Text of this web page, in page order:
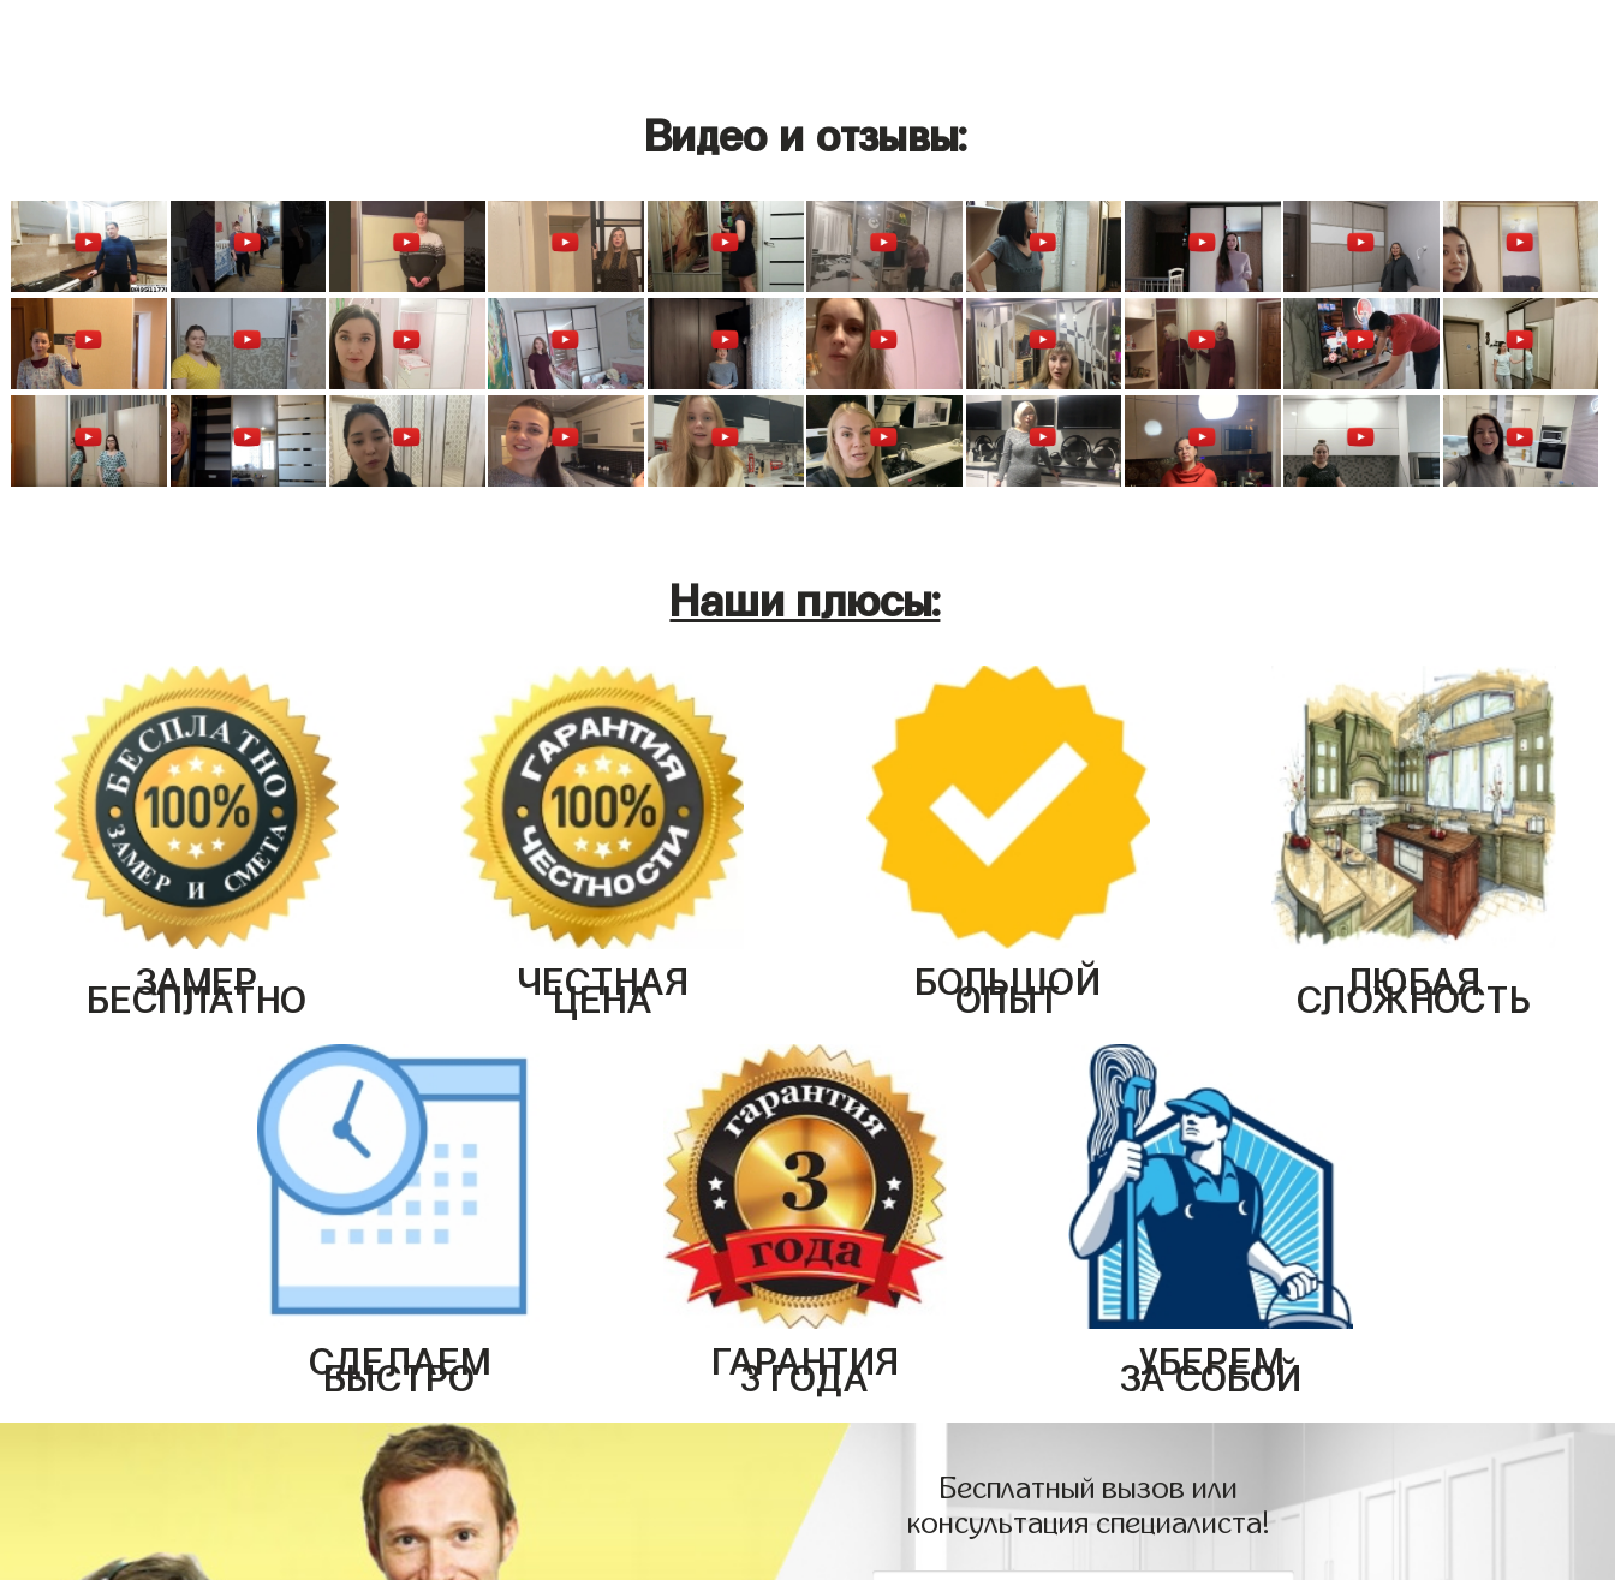
Видео и отзывы:
Наши плюсы:
ЗАМЕР
БЕСПЛАТНО ЧЕСТНАЯ
ЦЕНА БОЛЬШОЙ
ОПЫТ ЛЮБАЯ
СЛОЖНОСТЬ
СДЕЛАЕМ
БЫСТРО ГАРАНТИЯ
3 ГОДА УБЕРЕМ
ЗА СОБОЙ
Бесплатный вызов или
консультация специалиста!